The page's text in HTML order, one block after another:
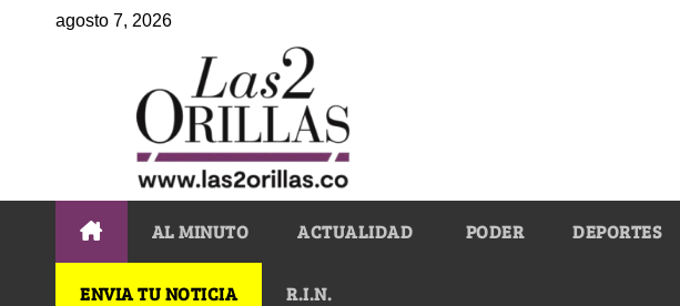
agosto 7, 2026
AL MINUTO ACTUALIDAD PODER DEPORTES
ENVIA TU NOTICIA R.I.N.